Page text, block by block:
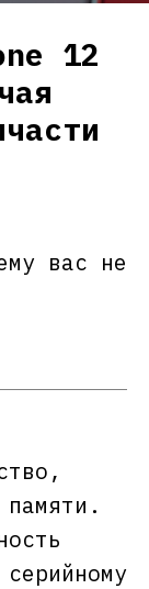
12
вас не